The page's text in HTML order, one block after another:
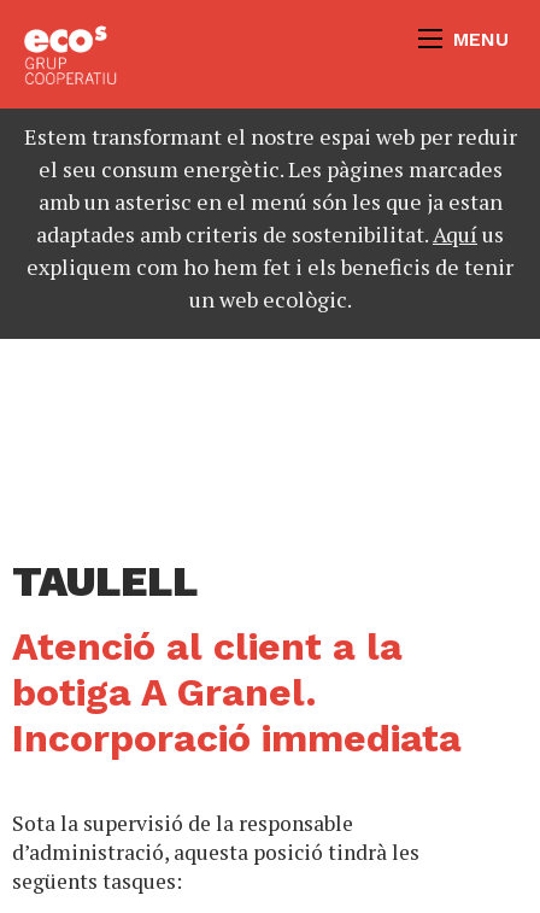
MENU
Estem transformant el nostre espai web per reduir
el seu consum energètic. Les pàgines marcades
amb un asterisc en el menú són les que ja estan
adaptades amb criteris de sostenibilitat.Aquíus
expliquem com ho hem fet i els beneficis de tenir
un web ecològic.
TAULELL
Atenció al client a la
botiga A Granel.
Incorporació immediata
Sota la supervisió de la responsable
d’administració, aquesta posició tindrà les
següents tasques: